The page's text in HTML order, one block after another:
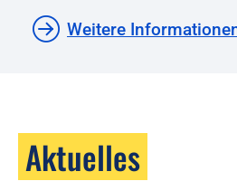
Weitere
Aktuelles